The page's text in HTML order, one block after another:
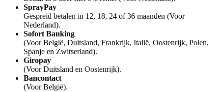
SprayPay
Gespreid betalen in 12, 18, 24 of 36 maanden (Voor
Nederland).
Sofort Banking
(Voor België, Duitsland, Frankrijk, Italië, Oostenrijk, Polen,
Spanje en Zwitserland).
Giropay
(Voor Duitsland en Oostenrijk).
Bancontact
(Voor België).